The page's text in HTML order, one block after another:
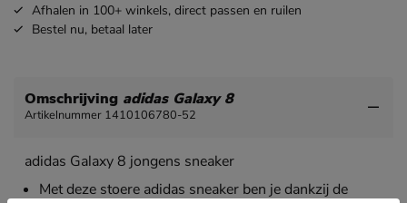
Afhalen in 100+ winkels, direct passen en ruilen
Bestel nu, betaal later
Omschrijving adidas Galaxy 8
Artikelnummer 1410106780-52
adidas Galaxy 8 jongens sneaker
Met deze stoere adidas sneaker ben je dankzij de